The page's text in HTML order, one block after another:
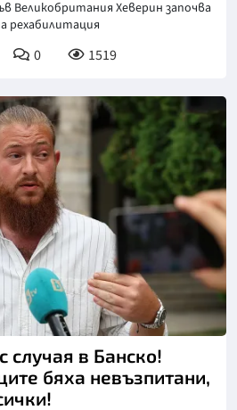
Великобритания Хеверин започва
рехабилитация
0 1519
случая в Банско!
бяха невъзпитани,